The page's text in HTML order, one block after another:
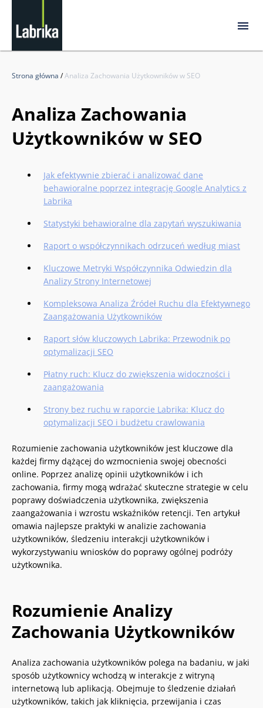
Strona główna /Analiza Zachowania Użytkowników w SEO
Analiza Zachowania
Użytkowników w SEO
Jak efektywnie zbierać i analizować dane
behawioralne poprzez integrację Google Analytics z
Labrika
Statystyki behawioralne dla zapytań wyszukiwania
Raport o współczynnikach odrzuceń według miast
Kluczowe Metryki Współczynnika Odwiedzin dla
Analizy Strony Internetowej
Kompleksowa Analiza Źródeł Ruchu dla Efektywnego
Zaangażowania Użytkowników
Raport słów kluczowych Labrika: Przewodnik po
optymalizacji SEO
Płatny ruch: Klucz do zwiększenia widoczności i
zaangażowania
Strony bez ruchu w raporcie Labrika: Klucz do
optymalizacji SEO i budżetu crawlowania
Rozumienie zachowania użytkowników jest kluczowe dla
każdej firmy dążącej do wzmocnienia swojej obecności
online. Poprzez analizę opinii użytkowników i ich
zachowania, firmy mogą wdrażać skuteczne strategie w celu
poprawy doświadczenia użytkownika, zwiększenia
zaangażowania i wzrostu wskaźników retencji. Ten artykuł
omawia najlepsze praktyki w analizie zachowania
użytkowników, śledzeniu interakcji użytkowników i
wykorzystywaniu wniosków do poprawy ogólnej podróży
użytkownika.
Rozumienie Analizy
Zachowania Użytkowników
Analiza zachowania użytkowników polega na badaniu, w jaki
sposób użytkownicy wchodzą w interakcje z witryną
internetową lub aplikacją. Obejmuje to śledzenie działań
użytkowników, takich jak kliknięcia, przewijania i czas